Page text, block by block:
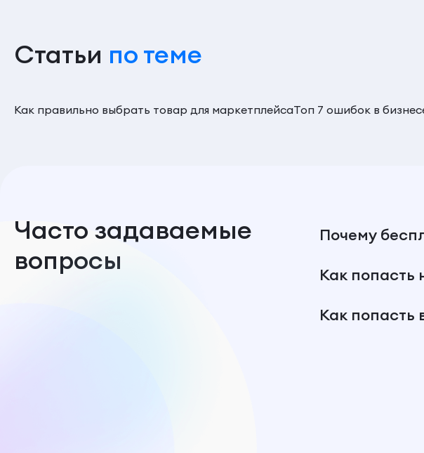
Статьи по теме
Как правильно выбрать товар для маркетплейсаТоп 7 ошибок в
Часто задаваемые
вопросы
Почему
Как попасть
Как попасть